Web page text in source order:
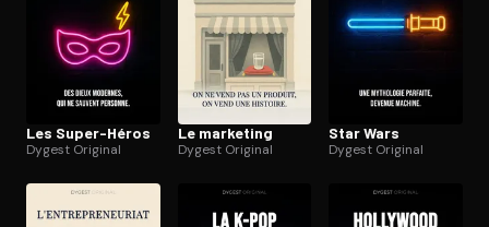
Les Super-Héros
Dygest Original
Le marketing
Dygest Original
Star Wars
Dygest Original